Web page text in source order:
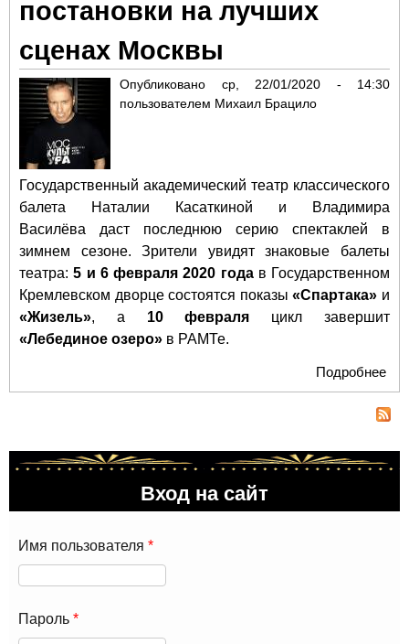
постановки на лучших
сценах Москвы
Опубликовано ср, 22/01/2020 - 14:30
пользователем Михаил Брацило
Государственный академический театр классического
балета Наталии Касаткиной и Владимира
Василёва даст последнюю серию спектаклей в
зимнем сезоне. Зрители увидят знаковые балеты
театра:5 и 6 февраля 2020 годав Государственном
Кремлевском дворце состоятся показы«Спартака» и
«Жизель», а 10 февраля цикл завершит
«Лебединое озеро» в РАМТе.
Подробнее
Вход на сайт
Имя пользователя *
Пароль *